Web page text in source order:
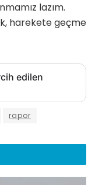
lazım.
harekete geçme
edilen
rapor